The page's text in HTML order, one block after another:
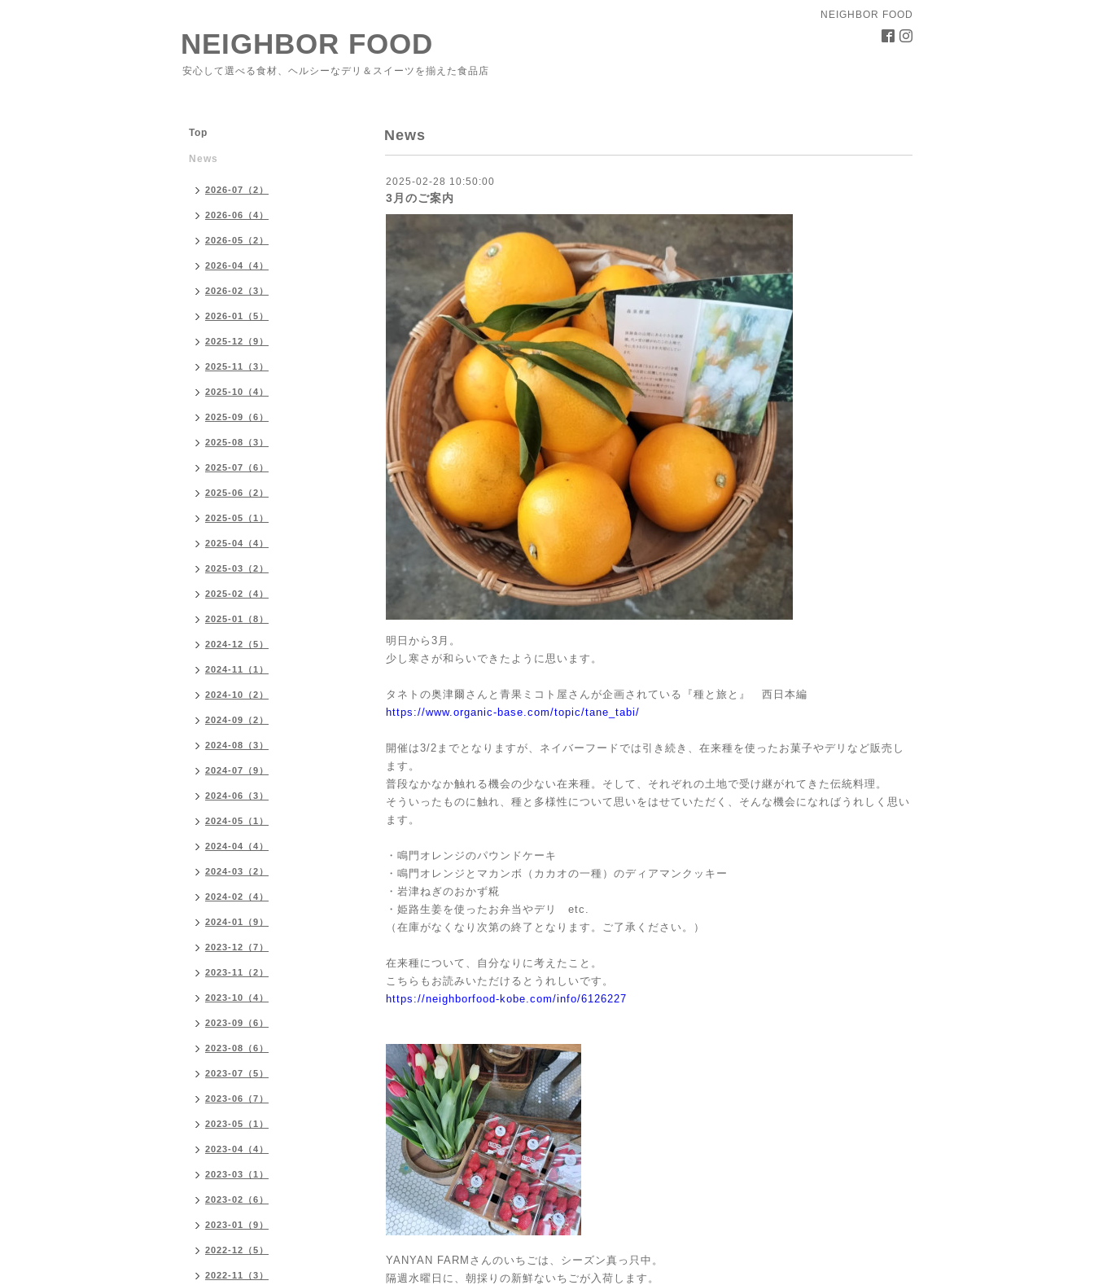
NEIGHBOR FOOD
NEIGHBOR FOOD
安心して選べる食材、ヘルシーなデリ＆スイーツを揃えた食品店
News
2025-02-28 10:50:00
3月のご案内
明日から3月。
少し寒さが和らいできたように思います。
タネトの奥津爾さんと青果ミコト屋さんが企画されている『種と旅と』 西日本編
https://www.organic-base.com/topic/tane_tabi/
開催は3/2までとなりますが、ネイバーフードでは引き続き、在来種を使ったお菓子やデリなど販売し
ます。
普段なかなか触れる機会の少ない在来種。そして、それぞれの土地で受け継がれてきた伝統料理。
そういったものに触れ、種と多様性について思いをはせていただく、そんな機会になればうれしく思い
ます。
・鳴門オレンジのパウンドケーキ
・鳴門オレンジとマカンボ（カカオの一種）のディアマンクッキー
・岩津ねぎのおかず糀
・姫路生姜を使ったお弁当やデリ etc.
（在庫がなくなり次第の終了となります。ご了承ください。）
在来種について、自分なりに考えたこと。
こちらもお読みいただけるとうれしいです。
https://neighborfood-kobe.com/info/6126227
YANYAN FARMさんのいちごは、シーズン真っ只中。
隔週水曜日に、朝採りの新鮮ないちごが入荷します。
Top
News
2026-07（2）
2026-06（4）
2026-05（2）
2026-04（4）
2026-02（3）
2026-01（5）
2025-12（9）
2025-11（3）
2025-10（4）
2025-09（6）
2025-08（3）
2025-07（6）
2025-06（2）
2025-05（1）
2025-04（4）
2025-03（2）
2025-02（4）
2025-01（8）
2024-12（5）
2024-11（1）
2024-10（2）
2024-09（2）
2024-08（3）
2024-07（9）
2024-06（3）
2024-05（1）
2024-04（4）
2024-03（2）
2024-02（4）
2024-01（9）
2023-12（7）
2023-11（2）
2023-10（4）
2023-09（6）
2023-08（6）
2023-07（5）
2023-06（7）
2023-05（1）
2023-04（4）
2023-03（1）
2023-02（6）
2023-01（9）
2022-12（5）
2022-11（3）